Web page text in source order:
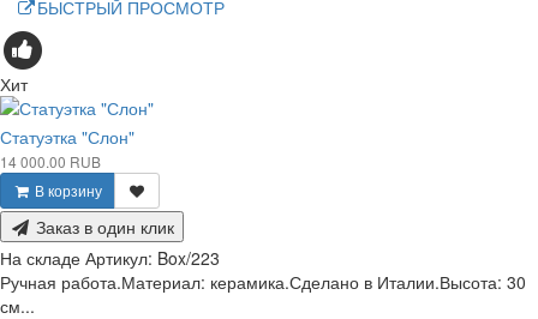
БЫСТРЫЙ ПРОСМОТР
Хит
Статуэтка "Слон"
14 000.00 RUB
В корзину
Заказ в один клик
На складе Артикул: Box/223
Ручная работа.Материал: керамика.Сделано в Италии.Высота: 30
см...